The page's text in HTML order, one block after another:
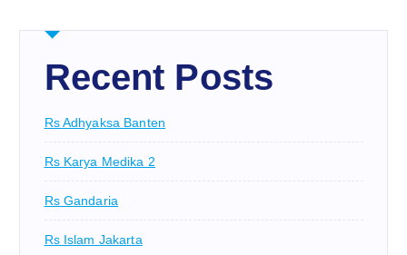
Recent Posts
Rs Adhyaksa Banten
Rs Karya Medika 2
Rs Gandaria
Rs Islam Jakarta